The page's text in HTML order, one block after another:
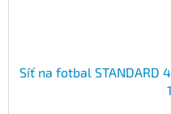
Síť na fotbal STANDARD